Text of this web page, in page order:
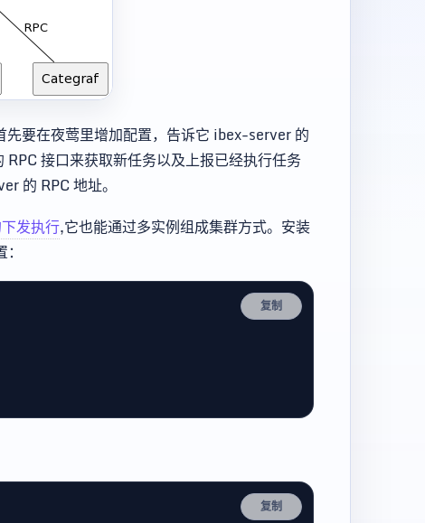
先要在夜莺里增加配置，告诉它 ibex-server 的
接口来获取新任务以及上报已经执行任务
的 RPC 地址。
发执行,它也能通过多实例组成集群方式。安装
复制
复制